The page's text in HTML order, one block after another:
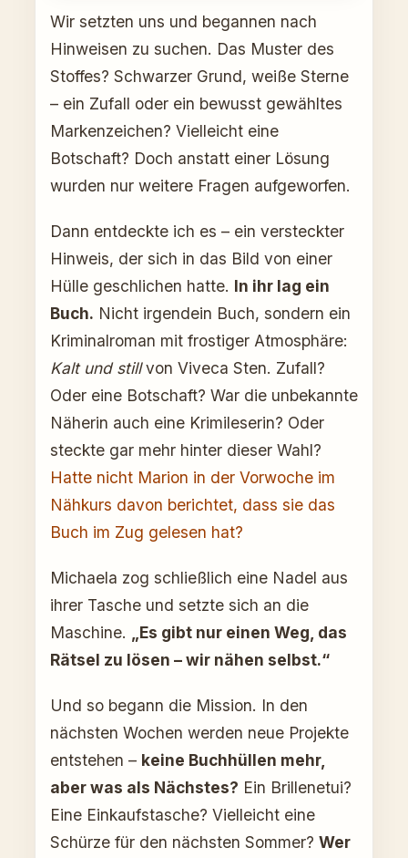
Wir setzten uns und begannen nach
Hinweisen zu suchen. Das Muster des
Stoffes? Schwarzer Grund, weiße Sterne
– ein Zufall oder ein bewusst gewähltes
Markenzeichen? Vielleicht eine
Botschaft? Doch anstatt einer Lösung
wurden nur weitere Fragen aufgeworfen.
Dann entdeckte ich es – ein versteckter
Hinweis, der sich in das Bild von einer
Hülle geschlichen hatte. In ihr lag ein
Buch. Nicht irgendein Buch, sondern ein
Kriminalroman mit frostiger Atmosphäre:
Kalt und stillvon Viveca Sten. Zufall?
Oder eine Botschaft? War die unbekannte
Näherin auch eine Krimileserin? Oder
steckte gar mehr hinter dieser Wahl?
Hatte nicht Marion in der Vorwoche im
Nähkurs davon berichtet, dass sie das
Buch im Zug gelesen hat?
Michaela zog schließlich eine Nadel aus
ihrer Tasche und setzte sich an die
Maschine.
„Es gibt nur einen Weg, das
Rätsel zu lösen – wir nähen selbst.“
Und so begann die Mission. In den
nächsten Wochen werden neue Projekte
entstehen – keine Buchhüllen mehr,
aber was als Nächstes? Ein Brillenetui?
Eine Einkaufstasche? Vielleicht eine
Schürze für den nächsten Sommer? Wer